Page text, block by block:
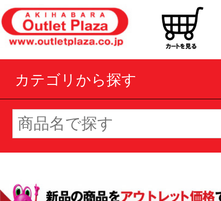
カテゴリから探す